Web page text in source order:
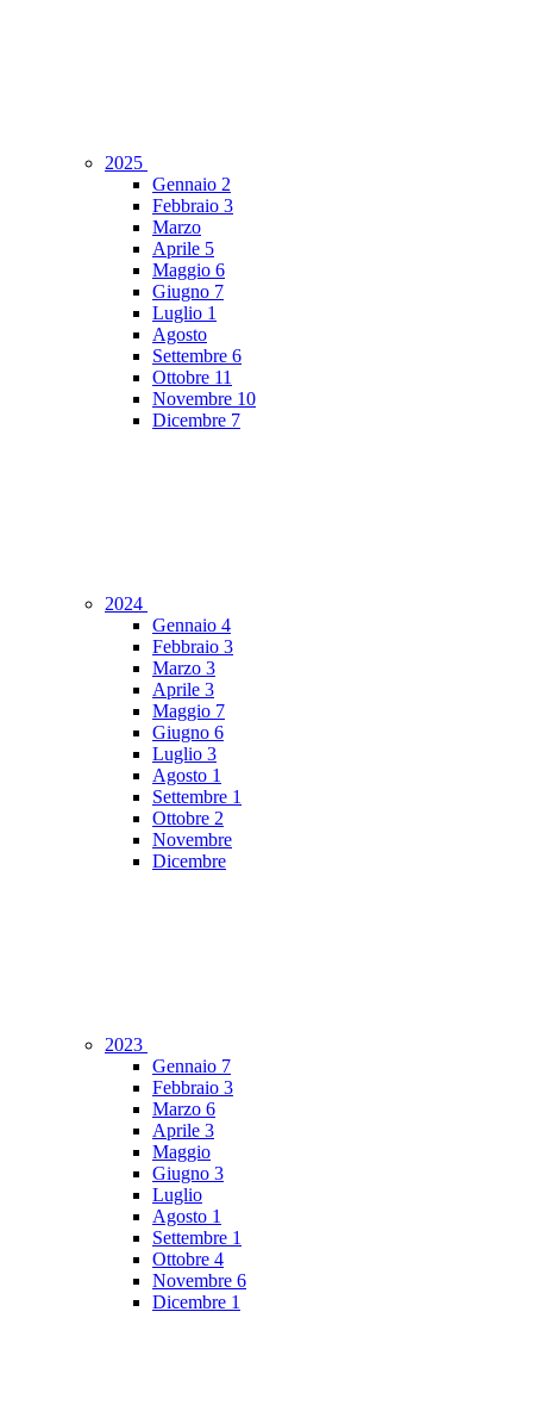
2025
Gennaio 2
Febbraio 3
Marzo
Aprile 5
Maggio 6
Giugno 7
Luglio 1
Agosto
Settembre 6
Ottobre 11
Novembre 10
Dicembre 7
2024
Gennaio 4
Febbraio 3
Marzo 3
Aprile 3
Maggio 7
Giugno 6
Luglio 3
Agosto 1
Settembre 1
Ottobre 2
Novembre
Dicembre
2023
Gennaio 7
Febbraio 3
Marzo 6
Aprile 3
Maggio
Giugno 3
Luglio
Agosto 1
Settembre 1
Ottobre 4
Novembre 6
Dicembre 1